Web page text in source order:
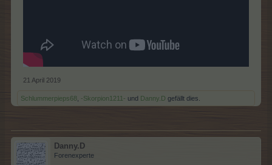
21 April 2019
Schlummerpieps68 -Skorpion1211- und Danny.D gefällt dies.
Danny.D
Forenexperte